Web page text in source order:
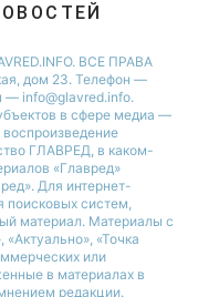
ВСЕ ПРАВА
дом 23. Телефон —
— info@glavred.info.
в сфере медиа —
ГЛАВРЕД, в каком-
«Главред»
Для интернет-
поисковых систем,
материал. Материалы с
«Точка
или
в материалах в
редакции.